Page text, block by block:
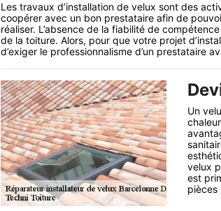
Les travaux d’installation de velux sont des
coopérer avec un bon prestataire afin de
réaliser. L’absence de la fiabilité de
de la toiture. Alors, pour que votre projet
d’exiger le professionnalisme d’un prestataire
Un
velux
est
pièces